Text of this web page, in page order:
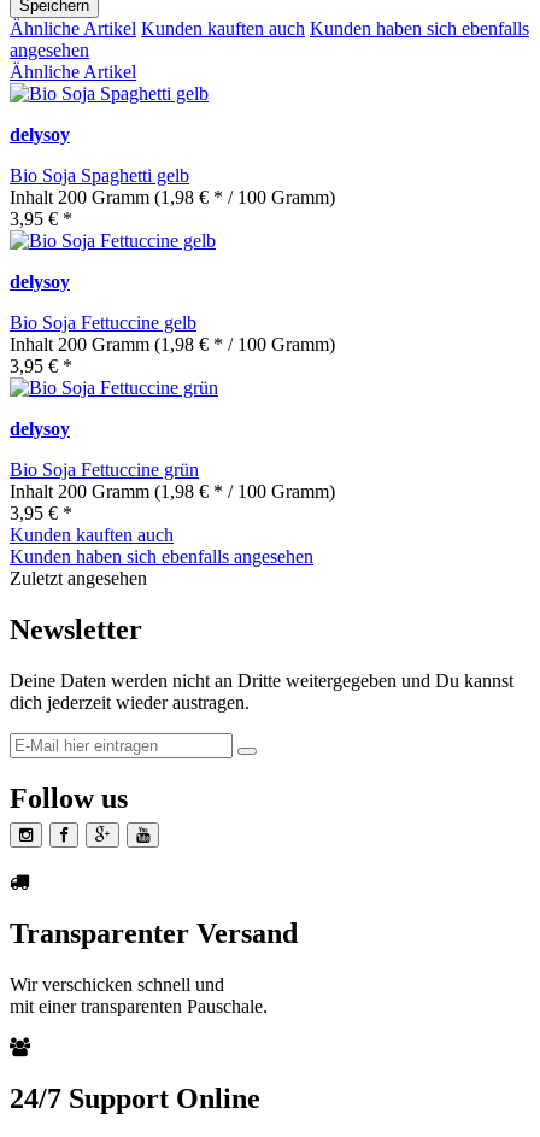
Speichern
Ähnliche Artikel Kunden kauften auch Kunden haben sich ebenfalls
angesehen
Ähnliche Artikel
delysoy
Bio Soja Spaghetti gelb
Inhalt 200 Gramm (1,98 € * / 100 Gramm)
3,95 € *
delysoy
Bio Soja Fettuccine gelb
Inhalt 200 Gramm (1,98 € * / 100 Gramm)
3,95 € *
delysoy
Bio Soja Fettuccine grün
Inhalt 200 Gramm (1,98 € * / 100 Gramm)
3,95 € *
Kunden kauften auch
Kunden haben sich ebenfalls angesehen
Zuletzt angesehen
Newsletter
Deine Daten werden nicht an Dritte weitergegeben und Du kannst
dich jederzeit wieder austragen.
Follow us
Transparenter Versand
Wir verschicken schnell und
mit einer transparenten Pauschale.
24/7 Support Online